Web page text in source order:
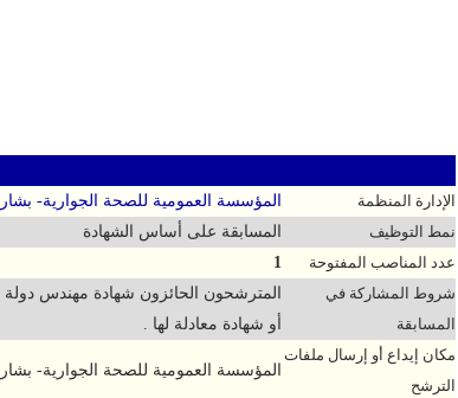
الإدارة المنظمة
المؤسسة العمومية للصحة الجوارية-
نمط التوظيف
المسابقة على أساس الشهادة
عدد المناصب المفتوحة
1
شروط المشاركة في
المسابقة
المترشحون الحائزون شهادة مهندس دولة
أو شهادة معادلة لها .
مكان إيداع أو إرسال ملفات
الترشح
المؤسسة العمومية للصحة الجوارية- بشار